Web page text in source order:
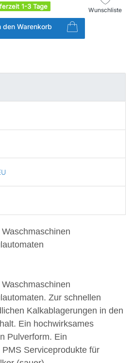
1-3 Tage
den Warenkorb
Wunschliste
Zur schnellen
Kalkablagerungen in den
Ein hochwirksames
Pulverform. Ein
Serviceprodukte für